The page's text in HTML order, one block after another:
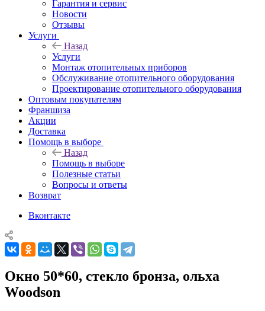
Гарантия и сервис
Новости
Отзывы
Услуги
Назад
Услуги
Монтаж отопительных приборов
Обслуживание отопительного оборудования
Проектирование отопительного оборудования
Оптовым покупателям
Франшиза
Акции
Доставка
Помощь в выборе
Назад
Помощь в выборе
Полезные статьи
Вопросы и ответы
Возврат
Вконтакте
Окно 50*60, стекло бронза, ольха
Woodson